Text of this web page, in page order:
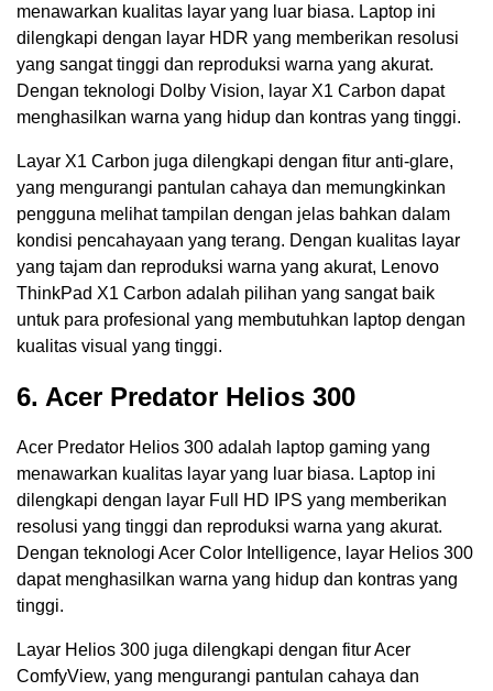
menawarkan kualitas layar yang luar biasa. Laptop ini
dilengkapi dengan layar HDR yang memberikan resolusi
yang sangat tinggi dan reproduksi warna yang akurat.
Dengan teknologi Dolby Vision, layar X1 Carbon dapat
menghasilkan warna yang hidup dan kontras yang tinggi.
Layar X1 Carbon juga dilengkapi dengan fitur anti-glare,
yang mengurangi pantulan cahaya dan memungkinkan
pengguna melihat tampilan dengan jelas bahkan dalam
kondisi pencahayaan yang terang. Dengan kualitas layar
yang tajam dan reproduksi warna yang akurat, Lenovo
ThinkPad X1 Carbon adalah pilihan yang sangat baik
untuk para profesional yang membutuhkan laptop dengan
kualitas visual yang tinggi.
6. Acer Predator Helios 300
Acer Predator Helios 300 adalah laptop gaming yang
menawarkan kualitas layar yang luar biasa. Laptop ini
dilengkapi dengan layar Full HD IPS yang memberikan
resolusi yang tinggi dan reproduksi warna yang akurat.
Dengan teknologi Acer Color Intelligence, layar Helios 300
dapat menghasilkan warna yang hidup dan kontras yang
tinggi.
Layar Helios 300 juga dilengkapi dengan fitur Acer
ComfyView, yang mengurangi pantulan cahaya dan